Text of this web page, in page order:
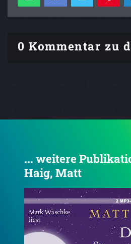
0 Kommentar zu
... weitere
Haig, Matt